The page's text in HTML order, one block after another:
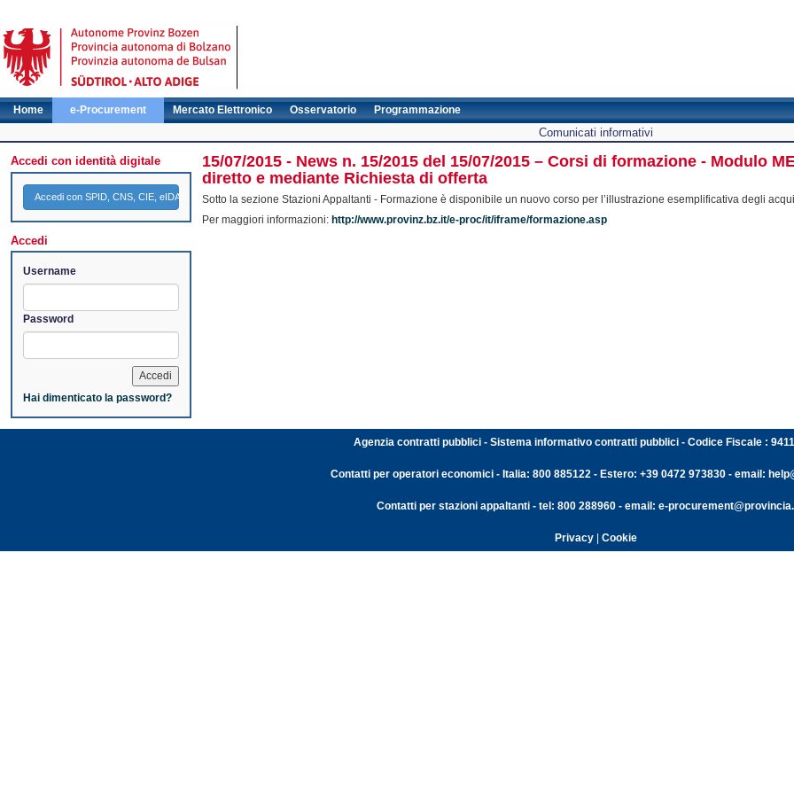
Home e-Procurement Mercato Elettronico Osservatorio Programmazione
Comunicati informativi
Accedi con identità digitale
Accedi con SPID, CNS, CIE, eIDAS
Accedi
Username
Password
Hai dimenticato la password?
15/07/2015 - News n. 15/2015 del 15/07/2015 – Corsi di formazione - Modulo
diretto e mediante Richiesta di offerta
Sotto la sezione Stazioni Appaltanti - Formazione è disponibile un nuovo corso per l’illustrazione esemplificativa degli
Per maggiori informazioni: http://www.provinz.bz.it/e-proc/it/iframe/formazione.asp
Agenzia contratti pubblici - Sistema informativo contratti pubblici - Codice Fiscale :
Contatti per operatori economici - Italia: 800 885122 - Estero: +39 0472 973830 - email:
Contatti per stazioni appaltanti - tel: 800 288960 - email: e-
Privacy| Cookie